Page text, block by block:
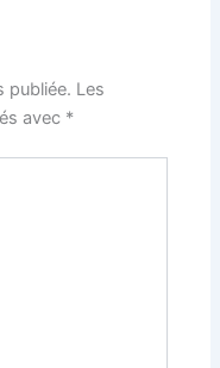
publiée. Les
avec *